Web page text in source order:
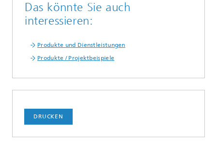
Das könnte Sie auch
interessieren:
Produkte und Dienstleistungen
Produkte / Projektbeispiele
DRUCKEN